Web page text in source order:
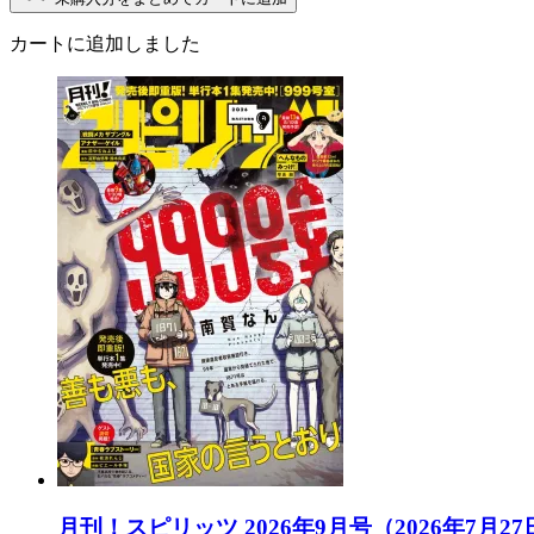
カートに追加しました
月刊！スピリッツ 2026年9月号（2026年7月27